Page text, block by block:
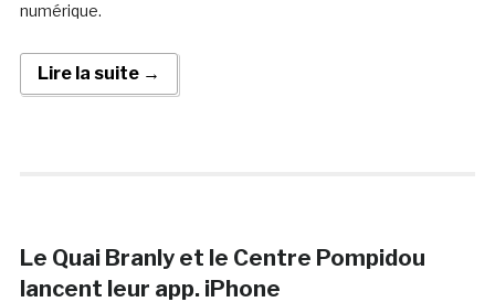
numérique.
Lire la suite →
Le Quai Branly et le Centre Pompidou
lancent leur app. iPhone